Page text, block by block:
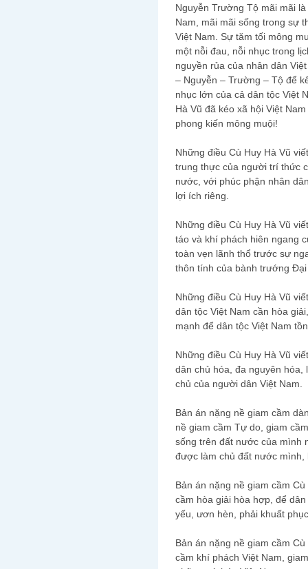
Nguyễn Trường Tộ mãi mãi
Nam, mãi mãi sống trong sự
Việt Nam. Sự tăm tối mông
một nỗi đau, nỗi nhục trong
nguyền rủa của nhân dân
– Nguyễn – Trường – Tộ để
nhục lớn của cả dân tộc Việt
Hà Vũ đã kéo xã hội Việt
phong kiến mông muội!
Những điều Cù Huy Hà Vũ
trung thực của người trí thức
nước, với phúc phận nhân
lợi ích riêng.
Những điều Cù Huy Hà Vũ
táo và khí phách hiên ngang
toàn vẹn lãnh thổ trước sự
thôn tính của bành trướng
Những điều Cù Huy Hà Vũ
dân tộc Việt Nam cần hòa
mạnh để dân tộc Việt Nam
Những điều Cù Huy Hà Vũ
dân chủ hóa, đa nguyên hóa,
chủ của người dân Việt Nam.
Bản án nặng nề giam cầm
nề giam cầm Tự do, giam
sống trên đất nước của mình
được làm chủ đất nước
Bản án nặng nề giam cầm
cầm hòa giải hòa hợp, để
yếu, ươn hèn, phải khuất
Bản án nặng nề giam cầm
cầm khí phách Việt Nam,